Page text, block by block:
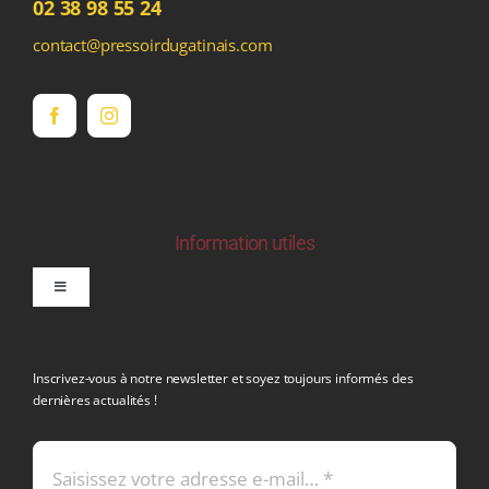
02 38 98 55 24
contact@pressoirdugatinais.com
Information utiles
Toggle
Inscrivez-vous à notre newsletter et soyez toujours informés des
dernières actualités !